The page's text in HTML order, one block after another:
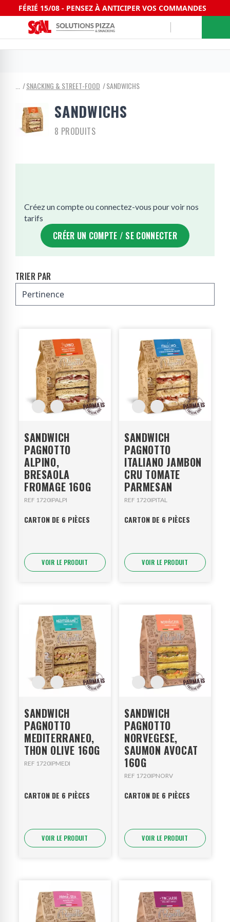
FÉRIÉ 15/08 - PENSEZ À ANTICIPER VOS COMMANDES
SNACKING & STREET-FOOD SANDWICHS
SANDWICHS
8 PRODUITS
Créez un compte ou connectez-vous pour voir nos
tarifs
CRÉER UN COMPTE / SE CONNECTER
TRIER PAR
SANDWICH
PAGNOTTO
ALPINO,
BRESAOLA
FROMAGE 160G
REF 1720IPALPI
CARTON DE 6 PIÈCES
VOIR LE PRODUIT
SANDWICH
PAGNOTTO
ITALIANO JAMBON
CRU TOMATE
PARMESAN
REF 1720IPITAL
CARTON DE 6 PIÈCES
VOIR LE PRODUIT
SANDWICH
PAGNOTTO
MEDITERRANEO,
THON OLIVE 160G
REF 1720IPMEDI
CARTON DE 6 PIÈCES
VOIR LE PRODUIT
SANDWICH
PAGNOTTO
NORVEGESE,
SAUMON AVOCAT
160G
REF 1720IPNORV
CARTON DE 6 PIÈCES
VOIR LE PRODUIT